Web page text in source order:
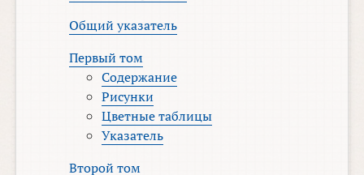
Общий указатель
Первый том
Содержание
Рисунки
Цветные таблицы
Указатель
Второй том